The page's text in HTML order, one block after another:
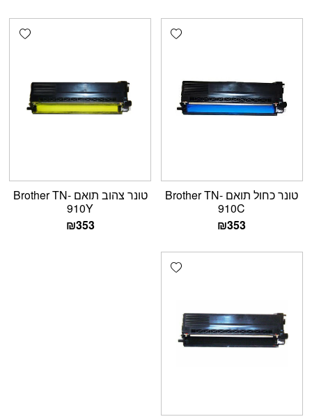
Add wishlist
טונר כחול תואם Brother TN-
910C
₪353
טונר צהוב תואם Brother TN-
910Y
₪353
Add wishlist